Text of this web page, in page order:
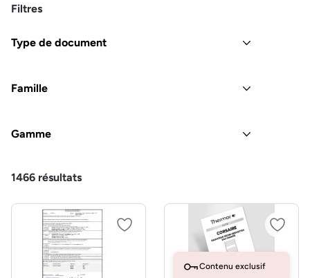
Filtres
Type de document
Famille
Gamme
1466 résultats
Contenu exclusif